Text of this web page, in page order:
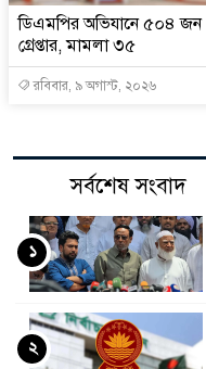
ডিএমপির অভিযানে ৫০৪ জন
গ্রেপ্তার, মামলা ৩৫
রবিবার, ৯ অগাস্ট, ২০২৬
সর্বশেষ সংবাদ
১
২